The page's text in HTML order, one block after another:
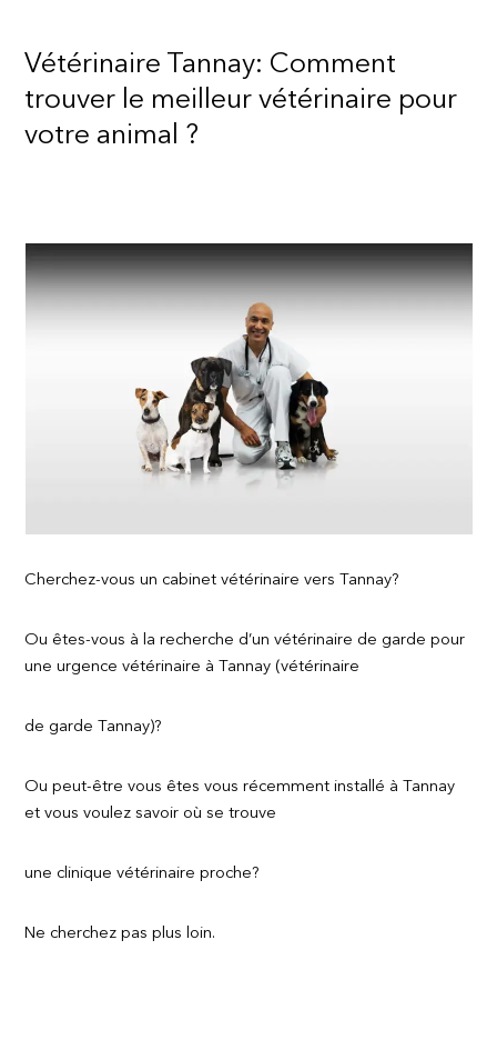
Vétérinaire Tannay: Comment
trouver le meilleur vétérinaire pour
votre animal ?
Cherchez-vous un cabinet vétérinaire vers Tannay?
Ou êtes-vous à la recherche d’un vétérinaire de garde pour
une urgence vétérinaire à Tannay (vétérinaire
de garde Tannay)?
Ou peut-être vous êtes vous récemment installé à Tannay
et vous voulez savoir où se trouve
une clinique vétérinaire proche?
Ne cherchez pas plus loin.